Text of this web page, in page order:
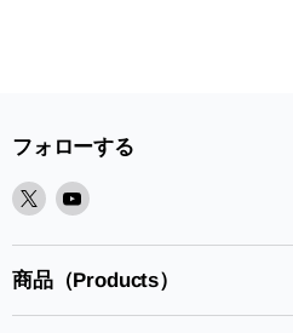
フォローする
X
見
つ
Youtube
見
つ
商品（Products）